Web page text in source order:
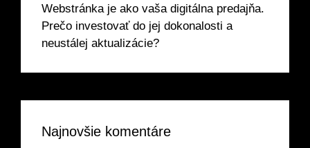
Webstránka je ako vaša digitálna predajňa.
Prečo investovať do jej dokonalosti a
neustálej aktualizácie?
Najnovšie komentáre